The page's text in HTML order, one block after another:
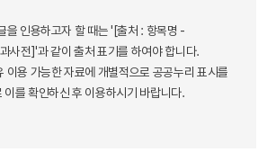
을 인용하고자 할 때는 '[출처 : 항목명 -
사전]'과 같이 출처 표기를 하여야 합니다.
이용 가능한 자료에 개별적으로 공공누리 표시를
이를 확인하신 후 이용하시기 바랍니다.